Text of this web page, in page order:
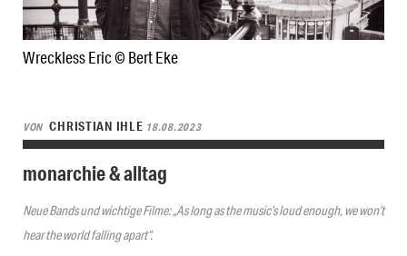
Wreckless Eric © Bert Eke
VON CHRISTIAN IHLE 18.08.2023
monarchie & alltag
Neue Bands und wichtige Filme: „As long as the music’s loud enough, we won’t
hear the world falling apart“.